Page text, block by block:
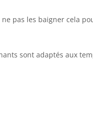
ne pas les baigner cela
sont adaptés aux